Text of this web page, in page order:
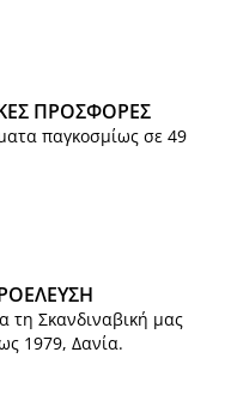
ΠΡΟΣΦΟΡΕΣ
παγκοσμίως σε 49
τη Σκανδιναβική μας
1979, Δανία.